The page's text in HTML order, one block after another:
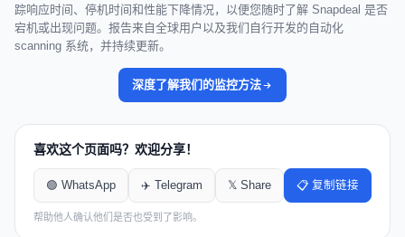
踪响应时间、停机时间和性能下降情况，以便您随时了解 Snapdeal 是否
宕机或出现问题。报告来自全球用户以及我们自行开发的自动化
scanning 系统，并持续更新。
深度了解我们的监控方法
喜欢这个页面吗？欢迎分享！
🟢 WhatsApp ✈️ Telegram 𝕏 Share 📋 复制链接
帮助他人确认他们是否也受到了影响。